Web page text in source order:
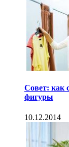
Совет: как
фигуры
10.12.2014